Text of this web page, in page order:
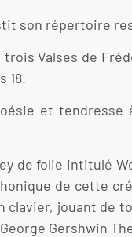
son répertoire
Valses de
18.
et tendresse
de folie intitulé
de cette
jouant de
Gershwin